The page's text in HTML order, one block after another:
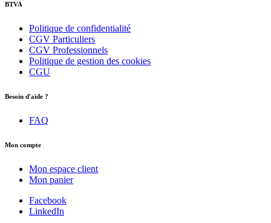
BTVA
Politique de confidentialité
CGV Particuliers
CGV Professionnels
Politique de gestion des cookies
CGU
Besoin d'aide ?
FAQ
Mon compte
Mon espace client
Mon panier
Facebook
LinkedIn